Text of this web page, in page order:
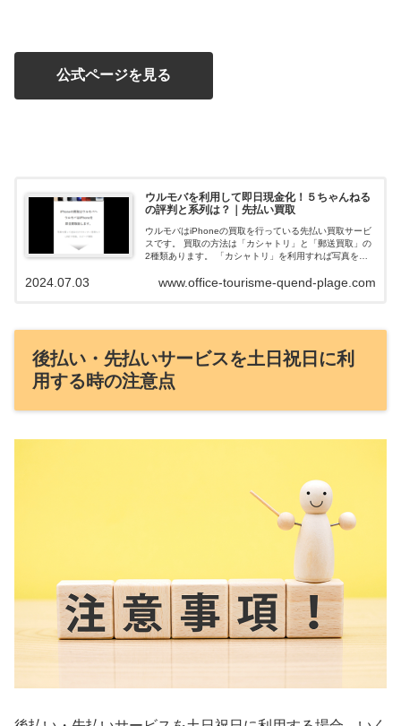
公式ページを見る
ウルモバを利用して即日現金化！５ちゃんねる
の評判と系列は？｜先払い買取
ウルモバはiPhoneの買取を行っている先払い買取サービ
スです。 買取の方法は「カシャトリ」と「郵送買取」の
2種類あります。 「カシャトリ」を利用すれば写真を撮
トはこちら ウルモバで即日...
www.office-tourisme-quend-plage.com
2024.07.03
後払い・先払いサービスを土日祝日に利
用する時の注意点